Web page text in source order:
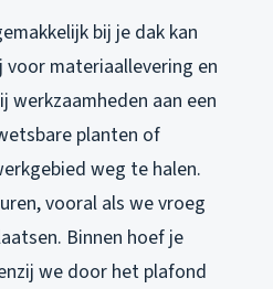
bij je dak kan
voor materiaallevering en
werkzaamheden aan een
planten of
weg te halen.
vooral als we vroeg
Binnen hoef je
we door het plafond